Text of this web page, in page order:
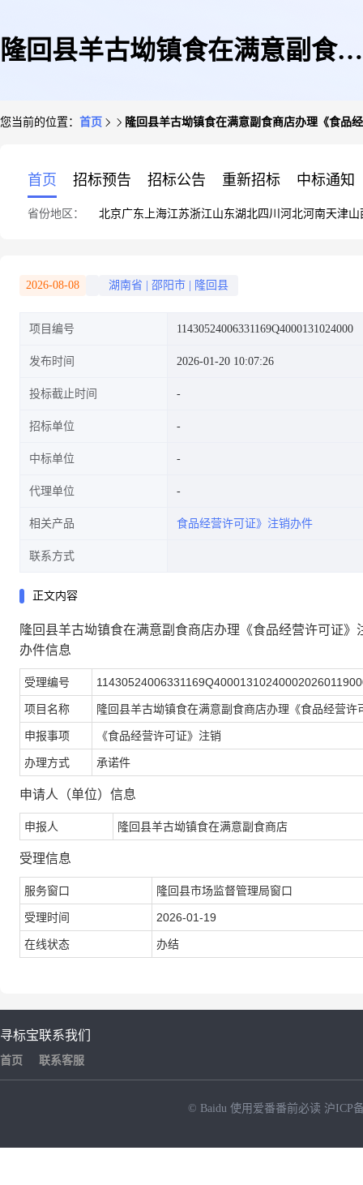
隆回县羊古坳镇食在满意副食商
您当前的位置： 首页 隆回县羊古坳镇食在满意副食商店办理《食品
首页 招标预告 招标公告 重新招标 中标通知
省份地区： 北京广东 上海江苏浙江山东湖北四川 河北河南天津山
2026-08-08 湖南省 邵阳市 隆回县
项目编号 11430524006331169Q4000131024000
发布时间 2026-01-20 10:07:26
投标截止时间
招标单位
中标单位
代理单位
相关产品 食品经营许可证》注销办件
联系方式
正文内容
隆回县羊古坳镇食在满意副食商店办理《食品经营许可证》
办件信息
受理编号
项目名称 隆回县羊古坳镇食在满意副食商店办理《食品经营许
申报事项 《食品经营许可证》注销
办理方式 承诺件
申请人（单位）信息
申报人 隆回县羊古坳镇食在满意副食商店
受理信息
服务窗口 隆回县市场监督管理局窗口
受理时间 2026-01-19
在线状态 办结
寻标宝
首页
联系我们
联系客服
© Baidu 使用爱番番前必读 沪ICP